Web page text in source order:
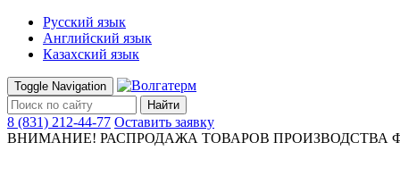
Русский язык
Английский язык
Казахский язык
Toggle Navigation
Найти
8 (831) 212-44-77 Оставить заявку
ВНИМАНИЕ! РАСПРОДАЖА ТОВАРОВ ПРОИЗВОДСТВА